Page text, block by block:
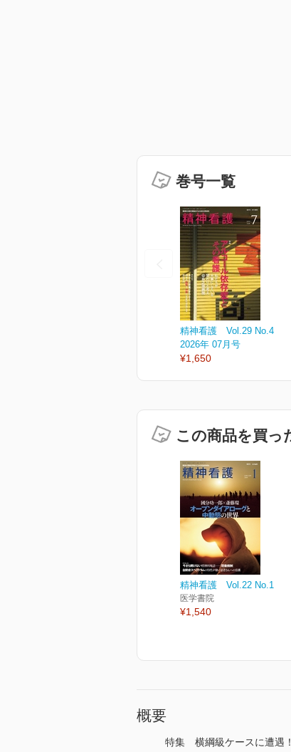
巻号一覧
精神看護 Vol.29 No.4
2026年 07月号
¥1,650
この商品を買っ
精神看護 Vol.22 No.1
医学書院
¥1,540
概要
特集 横綱級ケースに遭遇